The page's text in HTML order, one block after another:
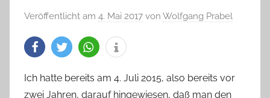
Veröffentlicht am 4. Mai 2017 von Wolfgang Prabel
Ich hatte bereits am 4. Juli 2015, also bereits vor
zwei Jahren, darauf hingewiesen, daß man den